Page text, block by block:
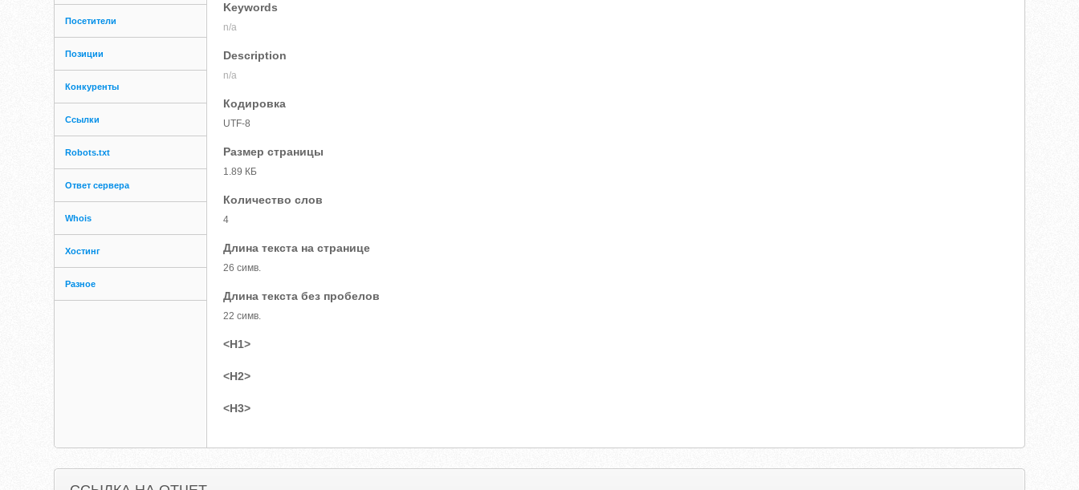
Посетители
Позиции
Конкуренты
Ссылки
Robots.txt
Ответ сервера
Whois
Хостинг
Разное
Keywords
n/a
Description
n/a
Кодировка
UTF-8
Размер страницы
1.89 КБ
Количество слов
4
Длина текста на странице
26 симв.
Длина текста без пробелов
22 симв.
<H1>
<H2>
<H3>